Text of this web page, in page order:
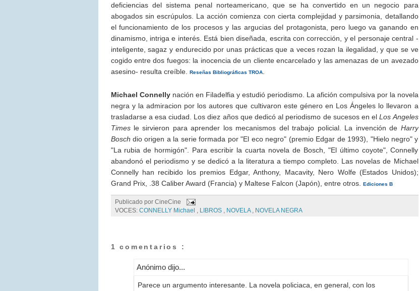
deficiencias del sistema penal norteamericano, que se ha convertido en un negocio para
abogados sin escrúpulos. La acción comienza con cierta complejidad y parsimonia, detallando
el funcionamiento de los procesos y las argucias del protagonista, pero luego va ganando en
dinamismo, intriga e interés. Está bien diseñada, escrita con corrección, y el personaje central -
inteligente, sagaz y endurecido por unas prácticas que a veces rozan la ilegalidad, y que se ve
cogido entre dos fuegos: la inocencia de un cliente encarcelado y las amenazas de un avezado
asesino- resulta creíble.
Reseñas Bibliográficas TROA.
Michael Connellynación en Filadelfia y estudió periodismo. La afición compulsiva por la novela
negra y la admiracion por los autores que cultivaron este género en Los Ángeles lo llevaron a
trasladarse a esa ciudad. Los diez años que dedicó al periodismo de sucesos en elLos Angeles
Timesle sirvieron para aprender los mecanismos del trabajo policial. La invención de Harry
Bosch dio origen a la serie formada por "El eco negro" (premio Edgar de 1993), "Hielo negro" y
"La rubia de hormigón". Para escribir la cuarta novela de Bosch, "El último coyote", Connelly
abandonó el periodismo y se dedicó a la literatura a tiempo completo. Las novelas de Michael
Connelly han recibido los premios Edgar, Anthony, Macavity, Nero Wolfe (Estados Unidos);
Grand Prix, .38 Caliber Award (Francia) y Maltese Falcon (Japón), entre otros.
Ediciones B
Publicado por CineCine
VOCES: CONNELLY Michael , LIBROS , NOVELA , NOVELA NEGRA
1 comentarios :
Anónimo dijo...
Parece un argumento interesante. La novela policiaca, en general, con los